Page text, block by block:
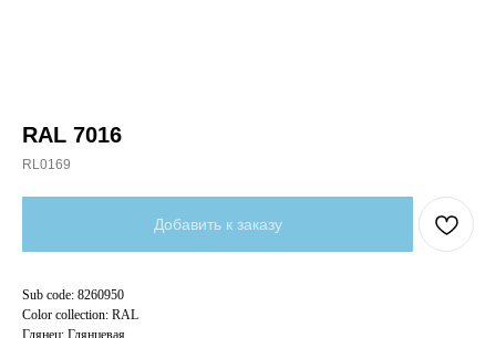
RAL 7016
RL0169
Добавить к заказу
Sub code: 8260950
Color collection: RAL
Глянец: Глянцевая